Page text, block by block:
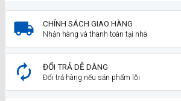
CHÍNH SÁCH GIAO HÀNG
Nhận hàng và thanh toán tại nhà
ĐỔI TRẢ DỄ DÀNG
Đổi trả hàng nếu sản phẩm lỗi